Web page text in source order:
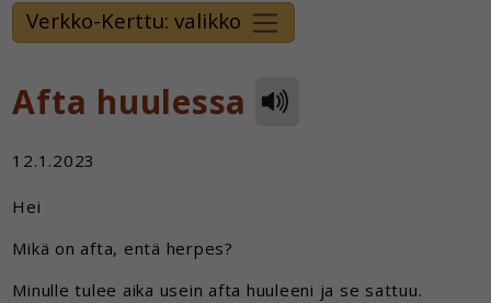
Verkko-Kerttu: valikko
Afta huulessa
12.1.2023
Hei
Mikä on afta, entä herpes?
Minulle tulee aika usein afta huuleeni ja se sattuu.